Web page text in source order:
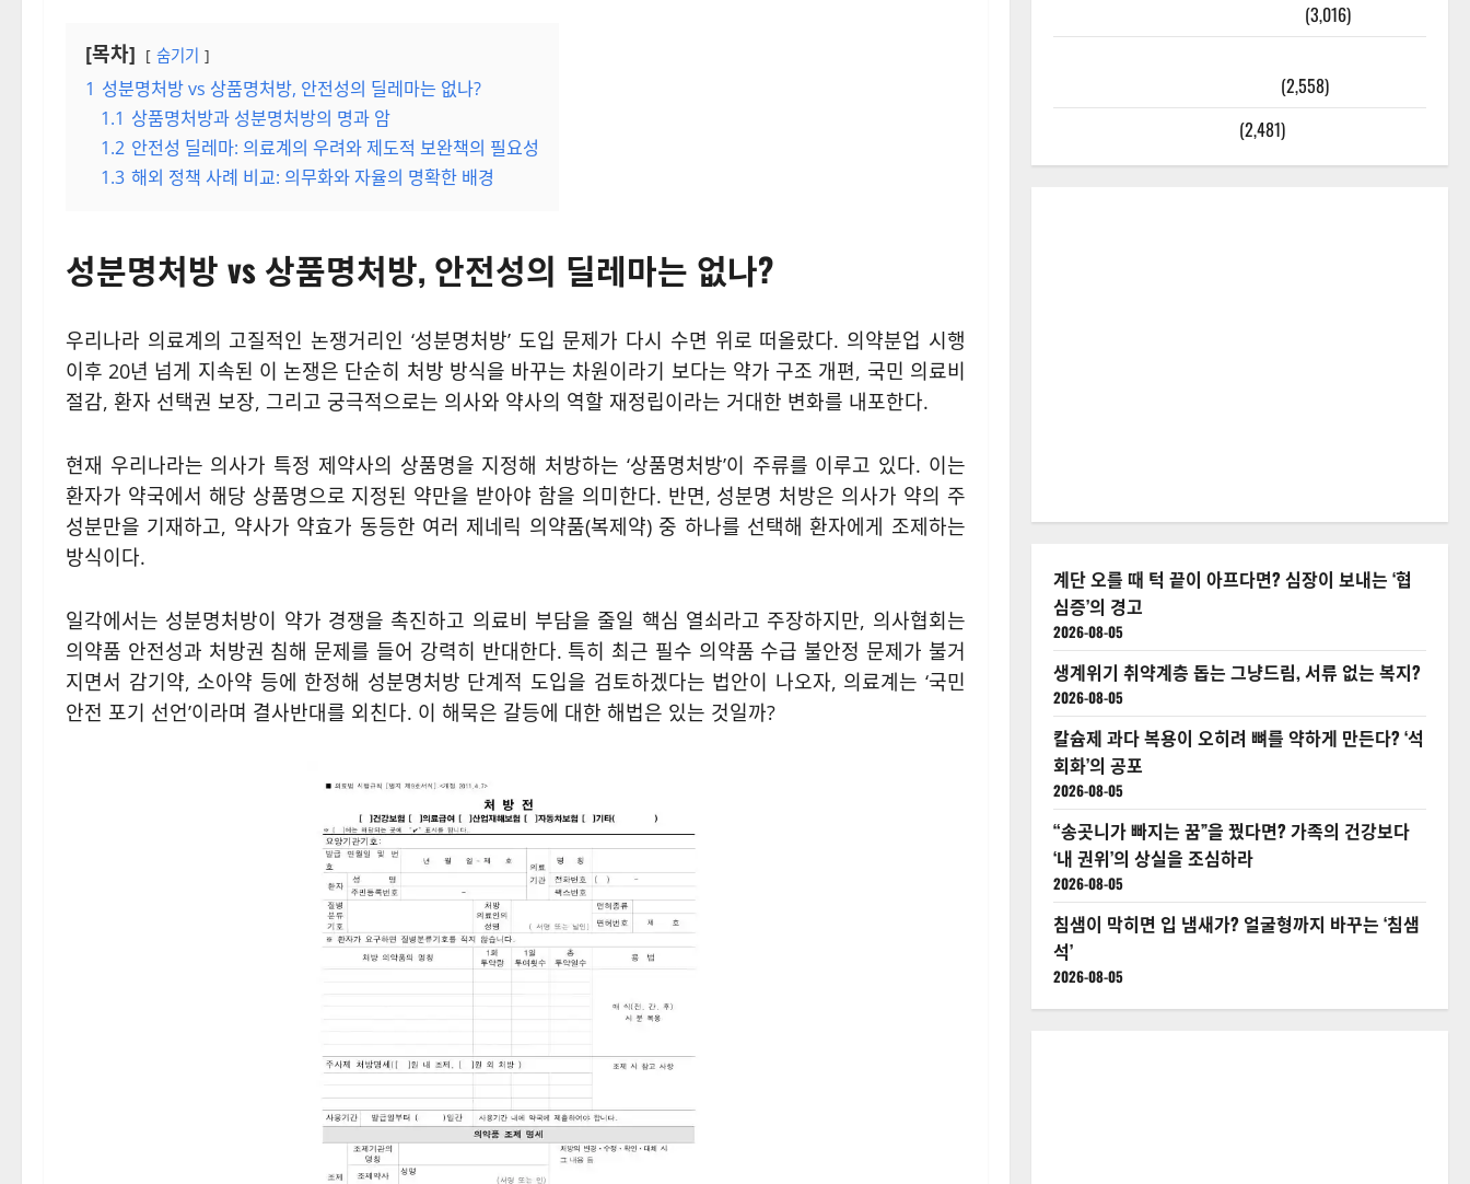
[목차] 숨기기
1 성분명처방 vs 상품명처방, 안전성의 딜레마는 없나?
1.1 상품명처방과 성분명처방의 명과 암
1.2 안전성 딜레마: 의료계의 우려와 제도적 보완책의 필요성
1.3 해외 정책 사례 비교: 의무화와 자율의 명확한 배경
성분명처방 vs 상품명처방, 안전성의 딜레마는 없나?
우리나라 의료계의 고질적인 논쟁거리인 ‘성분명처방’ 도입 문제가 다시 수면 위로 떠올랐다. 의약분업 시행
이후 20년 넘게 지속된 이 논쟁은 단순히 처방 방식을 바꾸는 차원이라기 보다는 약가 구조 개편, 국민 의료비
절감, 환자 선택권 보장, 그리고 궁극적으로는 의사와 약사의 역할 재정립이라는 거대한 변화를 내포한다.
현재 우리나라는 의사가 특정 제약사의 상품명을 지정해 처방하는 ‘상품명처방’이 주류를 이루고 있다. 이는
환자가 약국에서 해당 상품명으로 지정된 약만을 받아야 함을 의미한다. 반면, 성분명 처방은 의사가 약의 주
성분만을 기재하고, 약사가 약효가 동등한 여러 제네릭 의약품(복제약) 중 하나를 선택해 환자에게 조제하는
방식이다.
일각에서는 성분명처방이 약가 경쟁을 촉진하고 의료비 부담을 줄일 핵심 열쇠라고 주장하지만, 의사협회는
의약품 안전성과 처방권 침해 문제를 들어 강력히 반대한다. 특히 최근 필수 의약품 수급 불안정 문제가 불거
지면서 감기약, 소아약 등에 한정해 성분명처방 단계적 도입을 검토하겠다는 법안이 나오자, 의료계는 ‘국민
안전 포기 선언’이라며 결사반대를 외친다. 이 해묵은 갈등에 대한 해법은 있는 것일까?
(3,016)
(2,558)
(2,481)
계단 오를 때 턱 끝이 아프다면? 심장이 보내는 ‘협
심증’의 경고
2026-08-05
생계위기 취약계층 돕는 그냥드림, 서류 없는 복지?
2026-08-05
칼슘제 과다 복용이 오히려 뼈를 약하게 만든다? ‘석
회화’의 공포
2026-08-05
“송곳니가 빠지는 꿈”을 꿨다면? 가족의 건강보다
‘내 권위’의 상실을 조심하라
2026-08-05
침샘이 막히면 입 냄새가? 얼굴형까지 바꾸는 ‘침샘
석’
2026-08-05